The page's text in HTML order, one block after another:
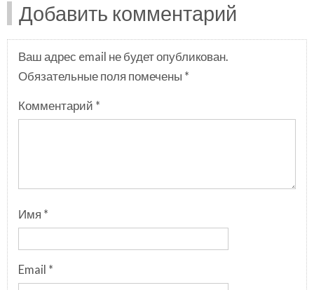
Добавить комментарий
Ваш адрес email не будет опубликован.
Обязательные поля помечены *
Комментарий *
Имя *
Email *